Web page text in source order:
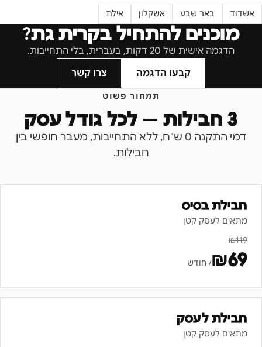
אשדוד באר שבע אשקלון אילת
מוכנים להתחיל בקרית גת?
הדגמה אישית של 20 דקות, בעברית, בלי התחייבות.
קבעו הדגמה
צרו קשר
תמחור פשוט
3 חבילות — לכל גודל עסק
דמי התקנה 0 ש"ח, ללא התחייבות, מעבר חופשי בין
חבילות.
חבילת בסיס
מתאים לעסק קטן
₪119
₪69 / חודש
חבילת לעסק
מתאים לעסק קטן